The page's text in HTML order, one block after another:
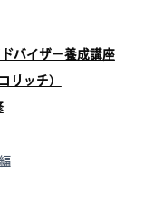
バイザー養成講座
リッチ）